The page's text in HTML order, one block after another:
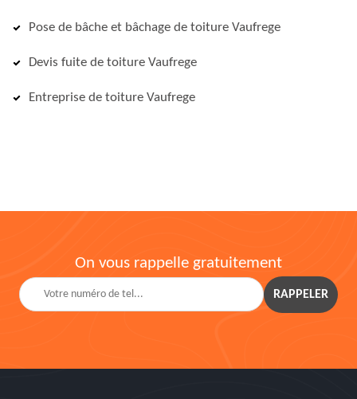
Pose de bâche et bâchage de toiture Vaufrege
Devis fuite de toiture Vaufrege
Entreprise de toiture Vaufrege
On vous rappelle gratuitement